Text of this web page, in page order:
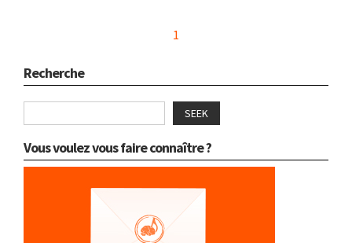
1
Recherche
SEEK
Vous voulez vous faire connaître ?